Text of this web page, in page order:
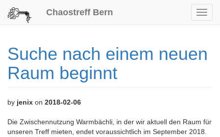
Chaostreff Bern
Suche nach einem neuen
Raum beginnt
by jenix on 2018-02-06
Die Zwischennutzung Warmbächli, in der wir aktuell den Raum für
unseren Treff mieten, endet voraussichtlich im September 2018.